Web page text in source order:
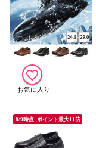
8/9時点_ポイント最大11倍